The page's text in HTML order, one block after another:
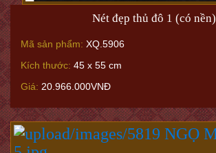
Nét đẹp thủ đô 1 (có nền)
Mã sản phẩm: XQ.5906
Kích thước: 45 x 55 cm
Giá: 20.966.000VNĐ